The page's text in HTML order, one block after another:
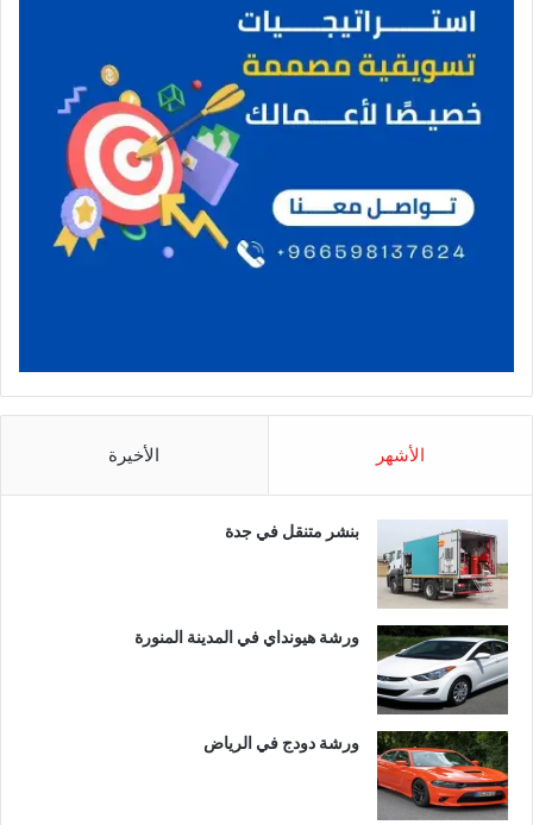
الأشهر الأخيرة
بنشر متنقل في جدة
ورشة هيونداي في المدينة المنورة
ورشة دودج في الرياض